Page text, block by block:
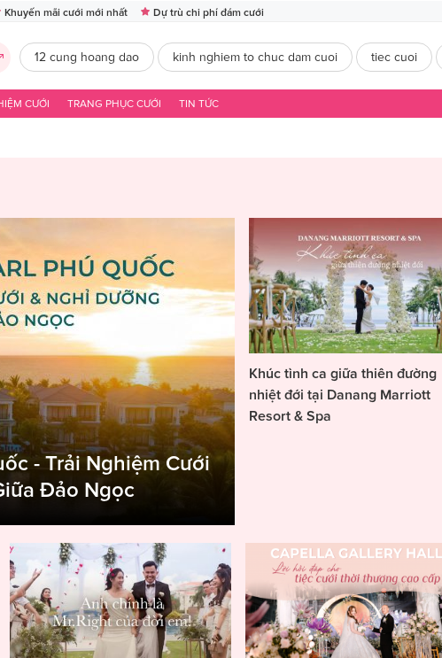
Khuyến mãi cưới mới nhất Dự trù chi phí đám cưới
12 cung hoang dao kinh nghiem to chuc dam cuoi tiec cuoi
CƯỚI TRANG PHỤC CƯỚI TIN TỨC
- Trải Nghiệm Cưới
Đảo Ngọc
Khúc tình ca giữa thiên đường
nhiệt đới tại Danang Marriott
Resort & Spa